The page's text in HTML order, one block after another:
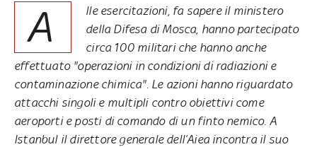
A
lle esercitazioni, fa sapere il ministero
della Difesa di Mosca, hanno partecipato
circa 100 militari che hanno anche
effettuato "operazioni in condizioni di radiazioni e
contaminazione chimica". Le azioni hanno riguardato
attacchi singoli e multipli contro obiettivi come
aeroporti e posti di comando di un finto nemico. A
Istanbul il direttore generale dell’Aiea incontra il suo